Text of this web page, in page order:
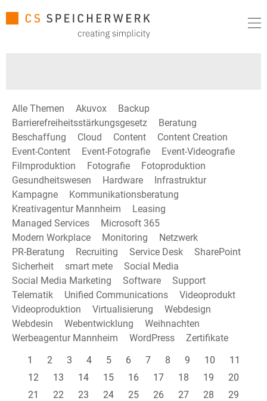
Alle Themen Akuvox
Backup
Barrierefreiheitsstärkungsgesetz
Beratung
Beschaffung
Cloud Content
Content Creation
Event-Content
Event-Fotografie
Event-Videografie
Filmproduktion
Fotografie
Fotoproduktion
Gesundheitswesen
Hardware
Infrastruktur
Kampagne
Kommunikationsberatung
Kreativagentur Mannheim
Leasing
Managed Services
Microsoft 365
Modern Workplace
Monitoring
Netzwerk
PR-Beratung
Recruiting Service Desk
SharePoint
Sicherheit
smart mete
Social Media
Social Media Marketing
Software
Support
Telematik
Unified Communications
Videoprodukt
Videoproduktion
Virtualisierung
Webdesign
Webdesin
Webentwicklung
Weihnachten
Werbeagentur Mannheim
WordPress
Zertifikate
1
2 3 4 5 6 7 8 9 10
11
12
13 14 15 16 17 18 19
20
21
22 23 24 25 26 27 28
29